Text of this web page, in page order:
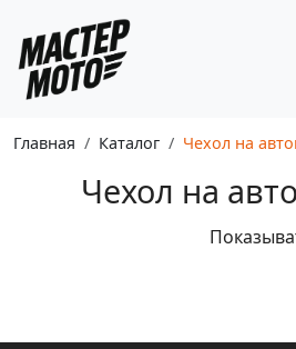
Главная Каталог Чехол на
Чехол на